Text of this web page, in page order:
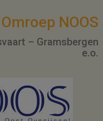
Omroep NOOS
– Gramsbergen
e.o.